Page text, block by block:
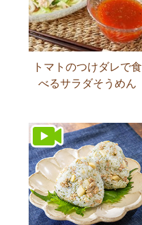
トマトのつけダレで食
べるサラダそうめん